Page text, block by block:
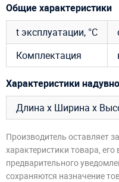
Общие характеристики
t эксплуатации, °C
Комплектация
Характеристики
Длина х Ширина х
Производитель оставляет
характеристики товара,
предварительного
сохраняются назначение